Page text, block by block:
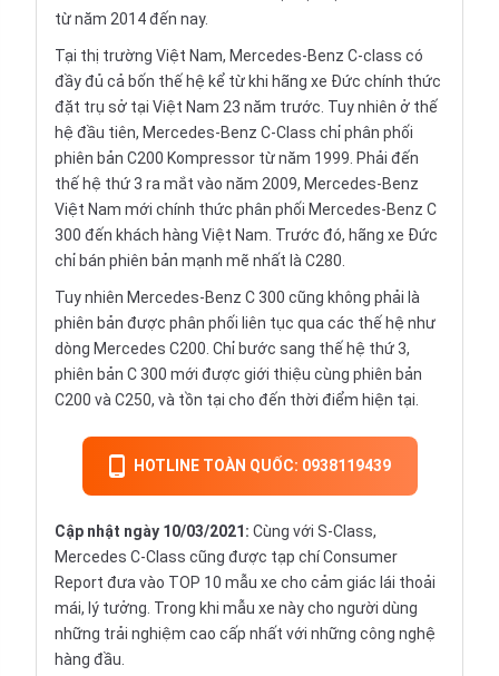
từ năm 2014 đến nay.
Tại thị trường Việt Nam, Mercedes-Benz C-class có
đầy đủ cả bốn thế hệ kể từ khi hãng xe Đức chính thức
đặt trụ sở tại Việt Nam 23 năm trước. Tuy nhiên ở thế
hệ đầu tiên, Mercedes-Benz C-Class chỉ phân phối
phiên bản C200 Kompressor từ năm 1999. Phải đến
thế hệ thứ 3 ra mắt vào năm 2009, Mercedes-Benz
Việt Nam mới chính thức phân phối Mercedes-Benz C
300 đến khách hàng Việt Nam. Trước đó, hãng xe Đức
chỉ bán phiên bản mạnh mẽ nhất là C280.
Tuy nhiên Mercedes-Benz C 300 cũng không phải là
phiên bản được phân phối liên tục qua các thế hệ như
dòng Mercedes C200. Chỉ bước sang thế hệ thứ 3,
phiên bản C 300 mới được giới thiệu cùng phiên bản
C200 và C250, và tồn tại cho đến thời điểm hiện tại.
HOTLINE TOÀN QUỐC: 0938119439
Cập nhật ngày 10/03/2021: Cùng với S-Class,
Mercedes C-Class cũng được tạp chí Consumer
Report đưa vào TOP 10 mẫu xe cho cảm giác lái thoải
mái, lý tưởng. Trong khi mẫu xe này cho người dùng
những trải nghiệm cao cấp nhất với những công nghệ
hàng đầu.